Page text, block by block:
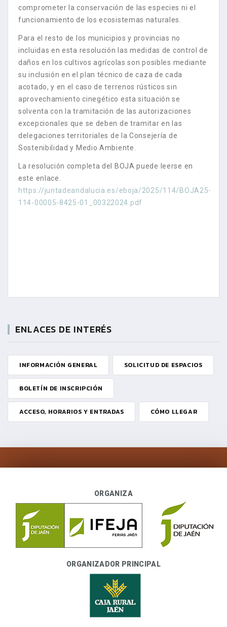
comprometer la conservación de las especies ni el
funcionamiento de los ecosistemas naturales.
Para el resto de los municipios y provincias no
incluidas en esta resolución las medidas de control de
daños en los cultivos agrícolas son posibles mediante
su inclusión en el plan técnico de caza de cada
acotado, y en el caso de terrenos rústicos sin
aprovechamiento cinegético esta situación se
solventa con la tramitación de las autorizaciones
excepcionales que se deben de tramitar en las
delegaciones territoriales de la Consejería de
Sostenibilidad y Medio Ambiente.
La resolución completa del BOJA puede leerse en
este enlace.
https://juntadeandalucia.es/eboja/2025/114/BOJA25-
114-00005-8425-01_00322024.pdf
ENLACES DE INTERÉS
INFORMACIÓN GENERAL SOLICITUD DE ESPACIOS
BOLETÍN DE INSCRIPCIÓN
ACCESO, HORARIOS Y ENTRADAS CÓMO LLEGAR
ORGANIZA
ORGANIZADOR PRINCIPAL